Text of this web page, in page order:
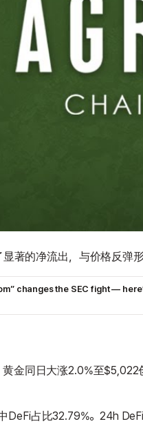
著的净流出，与价格反弹
changes the SEC fight —
金同日大涨2.0%至
占比32.79%。24h